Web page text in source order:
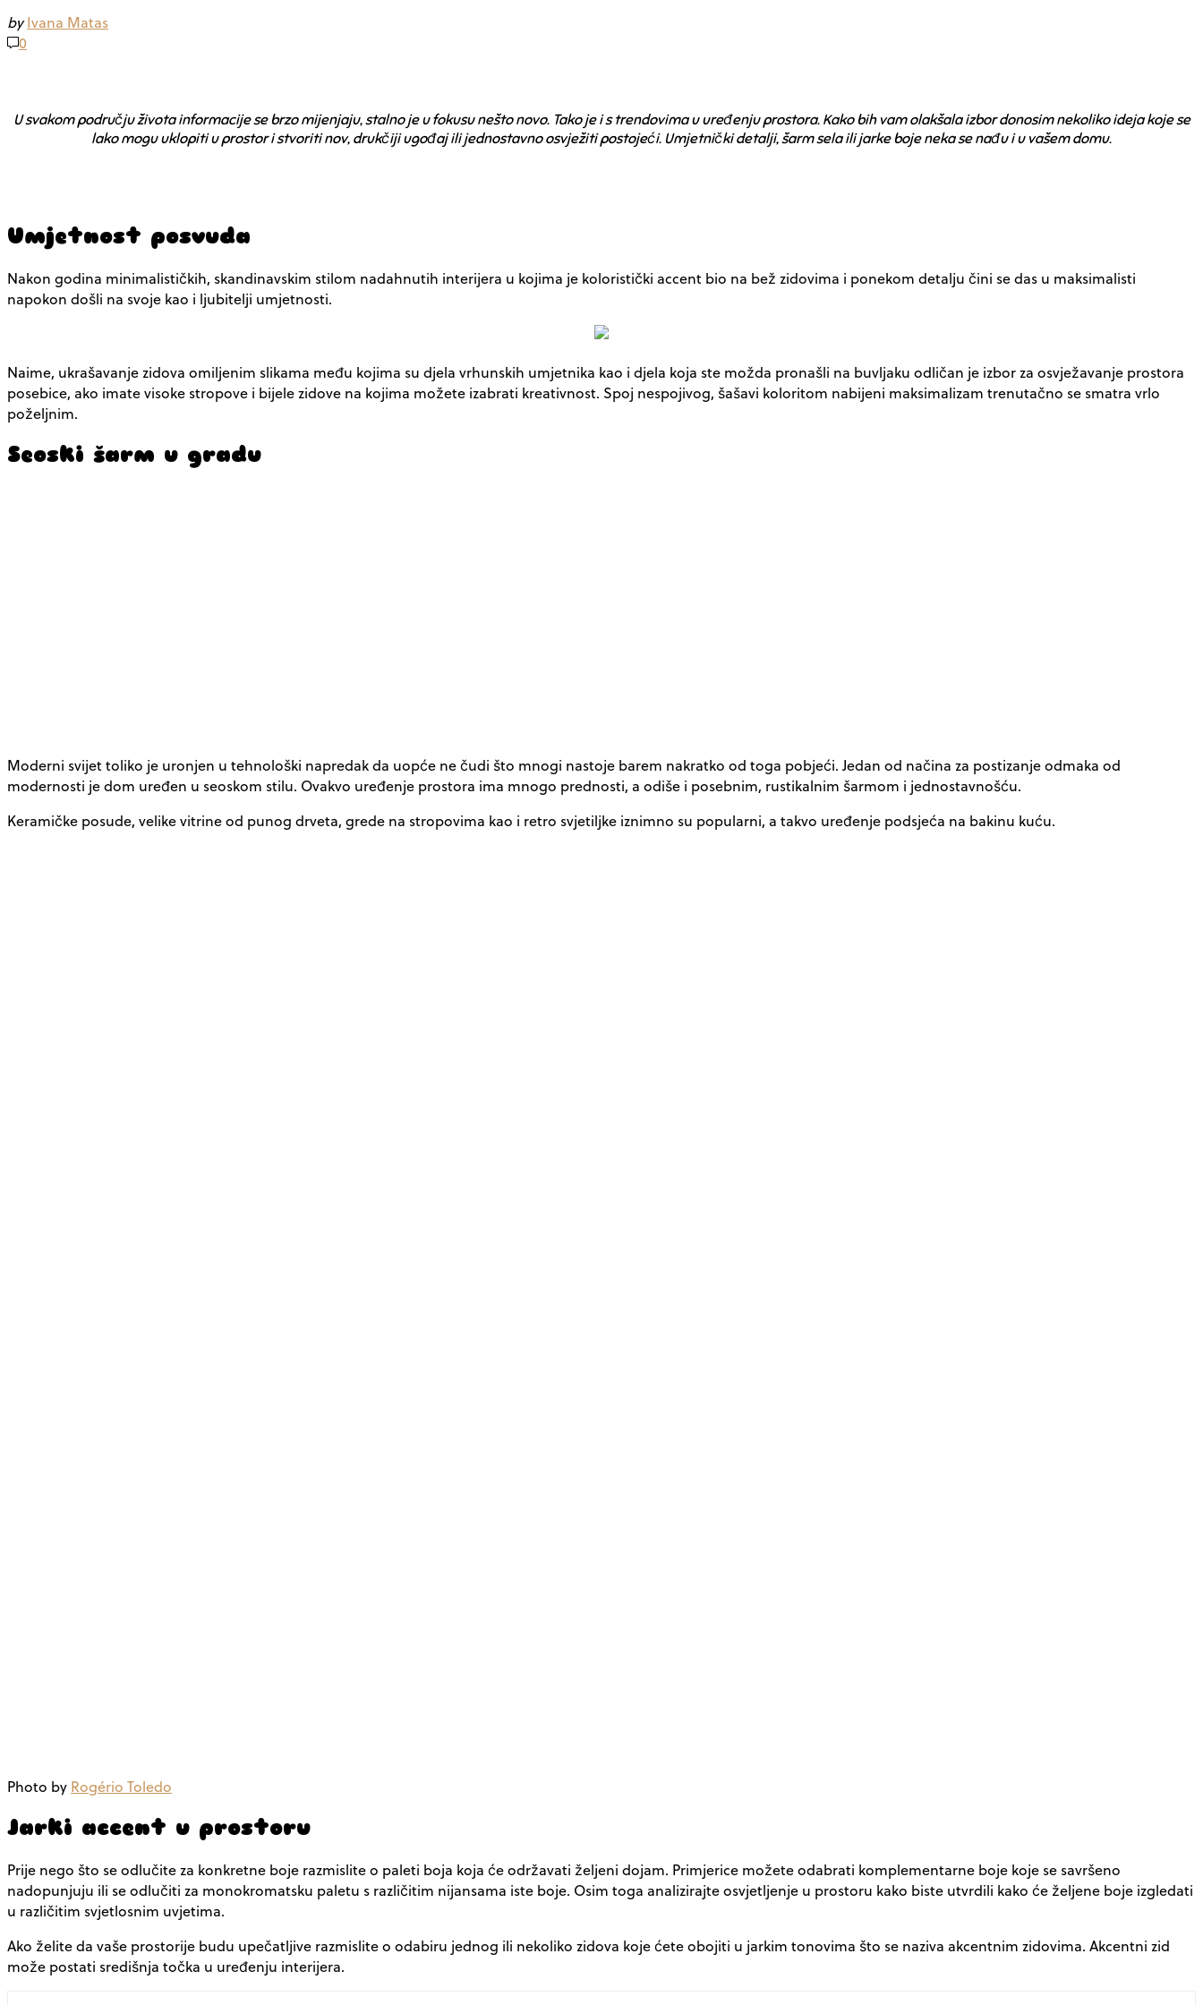
by Ivana Matas
0
U svakom području života informacije se brzo mijenjaju, stalno je u fokusu nešto novo. Tako je i s trendovima u uređenju prostora. Kako bih vam olakšala izbor donosim nekoliko ideja koje se
lako mogu uklopiti u prostor i stvoriti nov, drukčiji ugođaj ili jednostavno osvježiti postojeći. Umjetnički detalji, šarm sela ili jarke boje neka se nađu i u vašem domu.
Umjetnost posvuda
Nakon godina minimalističkih, skandinavskim stilom nadahnutih interijera u kojima je koloristički accent bio na bež zidovima i ponekom detalju čini se das u maksimalisti
napokon došli na svoje kao i ljubitelji umjetnosti.
Naime, ukrašavanje zidova omiljenim slikama među kojima su djela vrhunskih umjetnika kao i djela koja ste možda pronašli na buvljaku odličan je izbor za osvježavanje prostora
posebice, ako imate visoke stropove i bijele zidove na kojima možete izabrati kreativnost. Spoj nespojivog, šašavi koloritom nabijeni maksimalizam trenutačno se smatra vrlo
poželjnim.
Seoski šarm u gradu
Moderni svijet toliko je uronjen u tehnološki napredak da uopće ne čudi što mnogi nastoje barem nakratko od toga pobjeći. Jedan od načina za postizanje odmaka od
modernosti je dom uređen u seoskom stilu. Ovakvo uređenje prostora ima mnogo prednosti, a odiše i posebnim, rustikalnim šarmom i jednostavnošću.
Keramičke posude, velike vitrine od punog drveta, grede na stropovima kao i retro svjetiljke iznimno su popularni, a takvo uređenje podsjeća na bakinu kuću.
Photo by Rogério Toledo
Jarki accent u prostoru
Prije nego što se odlučite za konkretne boje razmislite o paleti boja koja će održavati željeni dojam. Primjerice možete odabrati komplementarne boje koje se savršeno
nadopunjuju ili se odlučiti za monokromatsku paletu s različitim nijansama iste boje. Osim toga analizirajte osvjetljenje u prostoru kako biste utvrdili kako će željene boje izgledati
u različitim svjetlosnim uvjetima.
Ako želite da vaše prostorije budu upečatljive razmislite o odabiru jednog ili nekoliko zidova koje ćete obojiti u jarkim tonovima što se naziva akcentnim zidovima. Akcentni zid
može postati središnja točka u uređenju interijera.